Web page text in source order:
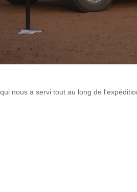
nous a servi tout au long de